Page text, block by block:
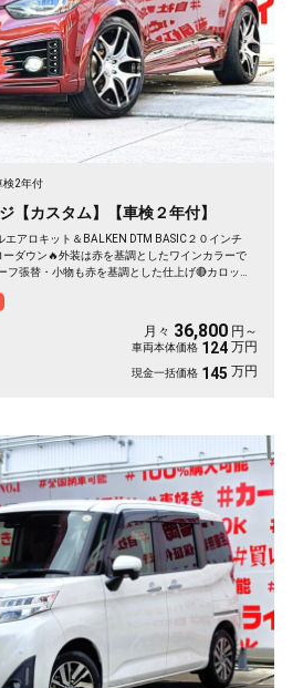
検2年付
カスタム】【車検２年付】
エアロキット＆BALKEN DTM BASIC２０インチ
ダウン🔥外装は赤を基調としたワインカラーで
フ張替・小物も赤を基調とした仕上げ🔴カロッツ
プ機能付・ＪＣ０８モード・カタログ燃費１８．
メラ📹付きで駐車も楽々🚗ＲＶＭ（リアビークル
ートシティブレーキサポート安全運転支援搭載✨
月々 36,800 円～
車両本体価格 124 万円
現金一括価格 145 万円